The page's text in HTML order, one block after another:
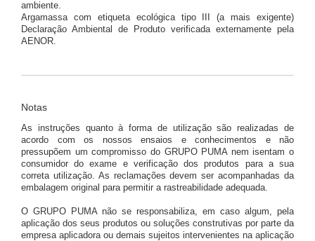
ambiente.
Argamassa com etiqueta ecológica tipo III (a mais exigente)
Declaração Ambiental de Produto verificada externamente pela
AENOR.
Notas
As instruções quanto à forma de utilização são realizadas de
acordo com os nossos ensaios e conhecimentos e não
pressupõem um compromisso do GRUPO PUMA nem isentam o
consumidor do exame e verificação dos produtos para a sua
correta utilização. As reclamações devem ser acompanhadas da
embalagem original para permitir a rastreabilidade adequada.
O GRUPO PUMA não se responsabiliza, em caso algum, pela
aplicação dos seus produtos ou soluções construtivas por parte da
empresa aplicadora ou demais sujeitos intervenientes na aplicação